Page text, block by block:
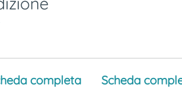
completa Scheda